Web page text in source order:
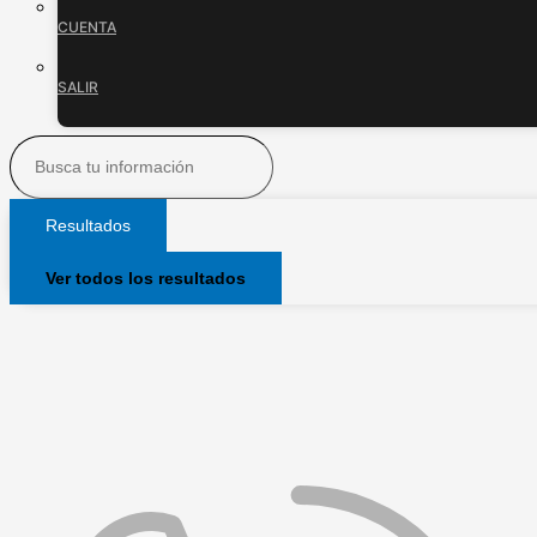
CUENTA
SALIR
Resultados
Ver todos los resultados